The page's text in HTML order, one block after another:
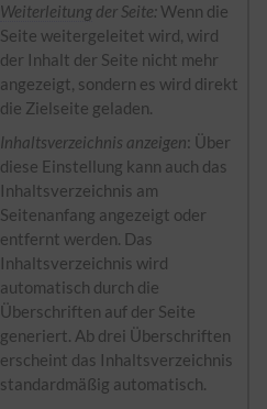
Weiterleitung der Seite:Wenn die
Seite weitergeleitet wird, wird
der Inhalt der Seite nicht mehr
angezeigt, sondern es wird direkt
die Zielseite geladen.
Inhaltsverzeichnis anzeigen: Über
diese Einstellung kann auch das
Inhaltsverzeichnis am
Seitenanfang angezeigt oder
entfernt werden. Das
Inhaltsverzeichnis wird
automatisch durch die
Überschriften auf der Seite
generiert. Ab drei Überschriften
erscheint das Inhaltsverzeichnis
standardmäßig automatisch.